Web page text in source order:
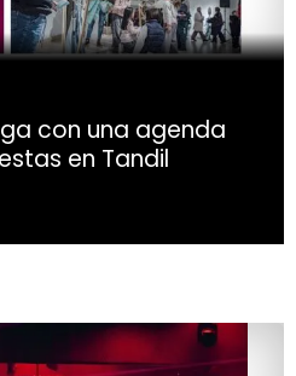
con una agenda
en Tandil